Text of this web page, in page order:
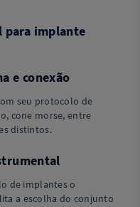
para implante
e conexão
seu protocolo de
cone morse, entre
distintos.
de implantes o
a escolha do conjunto